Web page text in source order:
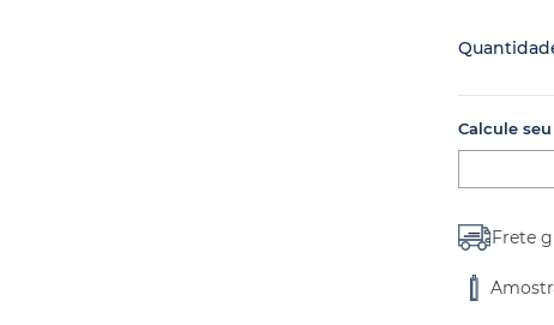
Calcule
Frete